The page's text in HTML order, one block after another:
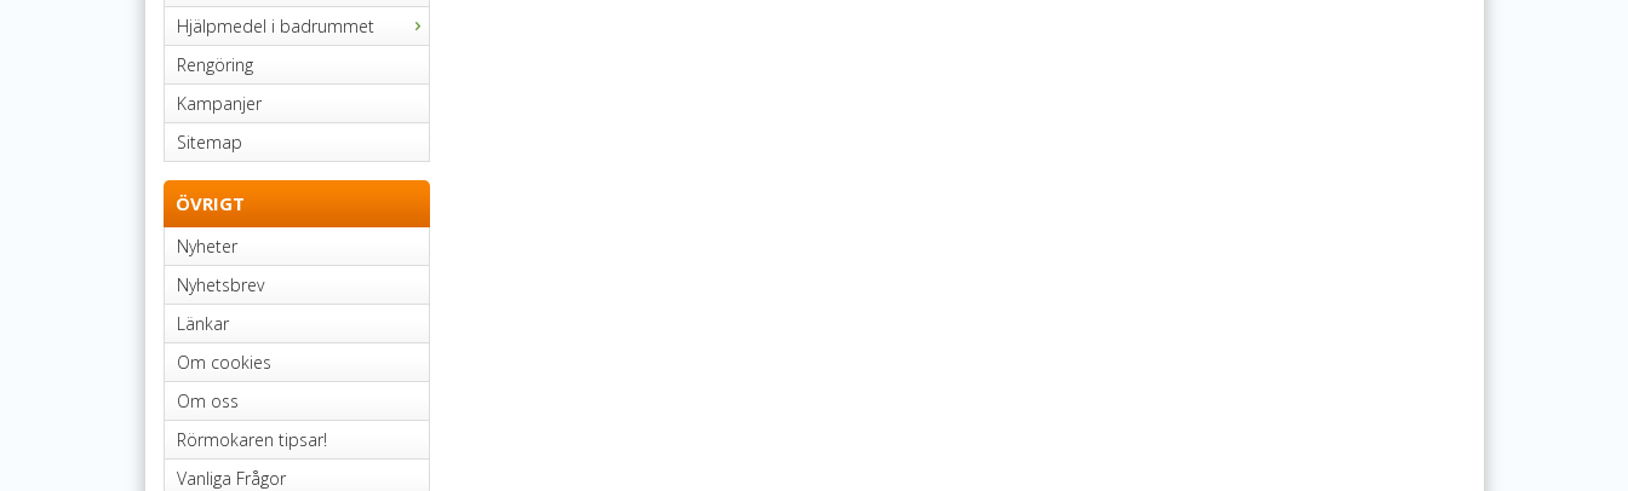
Hjälpmedel i badrummet
Rengöring
Kampanjer
Sitemap
ÖVRIGT
Nyheter
Nyhetsbrev
Länkar
Om cookies
Om oss
Rörmokaren tipsar!
Vanliga Frågor